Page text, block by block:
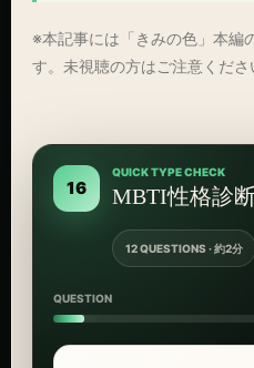
※本記事には「きみの色」本編
す。未視聴の方はご注意くださ
16
QUICK TYPE CHECK
MBTI性格診
12 QUESTIONS · 約2分
QUESTION